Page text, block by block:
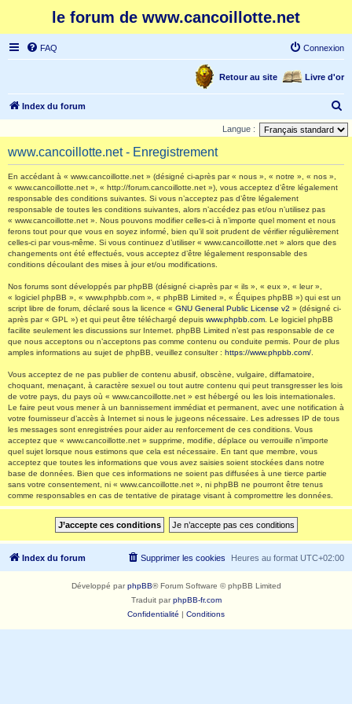
le forum de www.cancoillotte.net
FAQ Connexion
Livre d'or
Retour au site
Index du forum
e
Langue :
www.cancoillotte.net - Enregistrement
En accédant à « www.cancoillotte.net » (désigné ci-après par « nous », « notre », « nos »,
« www.cancoillotte.net », « http://forum.cancoillotte.net »), vous acceptez d’être légalement
responsable des conditions suivantes. Si vous n’acceptez pas d’être légalement
responsable de toutes les conditions suivantes, alors n’accédez pas et/ou n’utilisez pas
« www.cancoillotte.net ». Nous pouvons modifier celles-ci à n’importe quel moment et nous
ferons tout pour que vous en soyez informé, bien qu’il soit prudent de vérifier régulièrement
celles-ci par vous-même. Si vous continuez d’utiliser « www.cancoillotte.net » alors que des
changements ont été effectués, vous acceptez d’être légalement responsable des
conditions découlant des mises à jour et/ou modifications.
Nos forums sont développés par phpBB (désigné ci-après par « ils », « eux », « leur »,
« logiciel phpBB », « www.phpbb.com », « phpBB Limited », « Équipes phpBB ») qui est un
script libre de forum, déclaré sous la licence « GNU General Public License v2 » (désigné ci-
après par « GPL ») et qui peut être téléchargé depuis www.phpbb.com . Le logiciel phpBB
facilite seulement les discussions sur Internet. phpBB Limited n’est pas responsable de ce
que nous acceptons ou n’acceptons pas comme contenu ou conduite permis. Pour de plus
amples informations au sujet de phpBB, veuillez consulter : https://www.phpbb.com/
Vous acceptez de ne pas publier de contenu abusif, obscène, vulgaire, diffamatoire,
choquant, menaçant, à caractère sexuel ou tout autre contenu qui peut transgresser les lois
de votre pays, du pays où « www.cancoillotte.net » est hébergé ou les lois internationales.
Le faire peut vous mener à un bannissement immédiat et permanent, avec une notification à
votre fournisseur d’accès à Internet si nous le jugeons nécessaire. Les adresses IP de tous
les messages sont enregistrées pour aider au renforcement de ces conditions. Vous
acceptez que « www.cancoillotte.net » supprime, modifie, déplace ou verrouille n’importe
quel sujet lorsque nous estimons que cela est nécessaire. En tant que membre, vous
acceptez que toutes les informations que vous avez saisies soient stockées dans notre
base de données. Bien que ces informations ne soient pas diffusées à une tierce partie
sans votre consentement, ni « www.cancoillotte.net », ni phpBB ne pourront être tenus
comme responsables en cas de tentative de piratage visant à compromettre les données.
Index du forum Heures au format UTC+02:00
Supprimer les cookies
Développé parphpBB® Forum Software © phpBB Limited
Traduit parphpBB-fr.com
Confidentialité | Conditions